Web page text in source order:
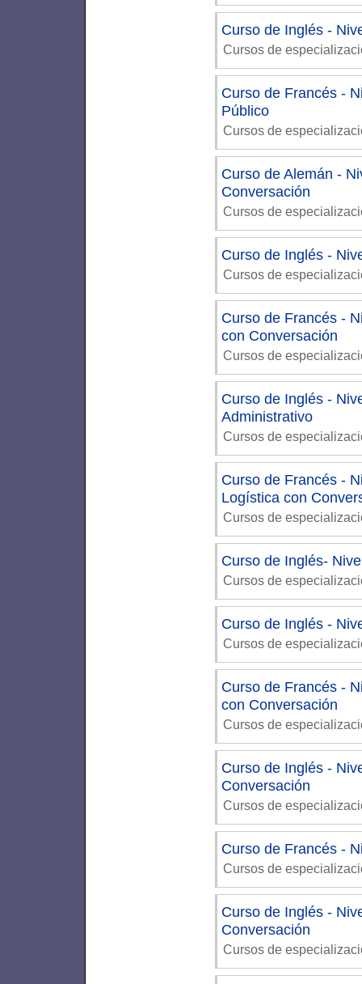
Curso de Inglés -
Cursos de
Curso de Francés -
Público
Cursos de
Curso de Alemán -
Conversación
Cursos de
Curso de Inglés -
Cursos de
Curso de Francés -
con Conversación
Cursos de
Curso de Inglés -
Administrativo
Cursos de
Curso de Francés -
Logística con
Cursos de
Curso de Inglés-
Cursos de
Curso de Inglés -
Cursos de
Curso de Francés -
con Conversación
Cursos de
Curso de Inglés -
Conversación
Cursos de
Curso de Francés -
Cursos de
Curso de Inglés -
Conversación
Cursos de